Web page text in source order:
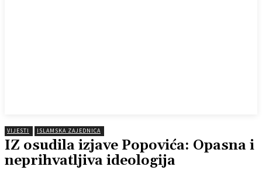
VIJESTI ISLAMSKA ZAJEDNICA
IZ osudila izjave Popovića: Opasna i
neprihvatljiva ideologija